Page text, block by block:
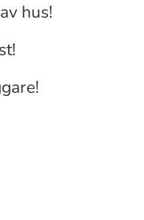
hus!